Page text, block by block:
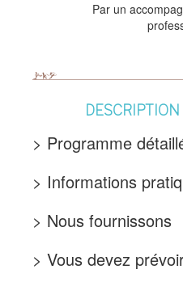
Par un
> Programme
> Informations
> Nous fournissons
> Vous devez